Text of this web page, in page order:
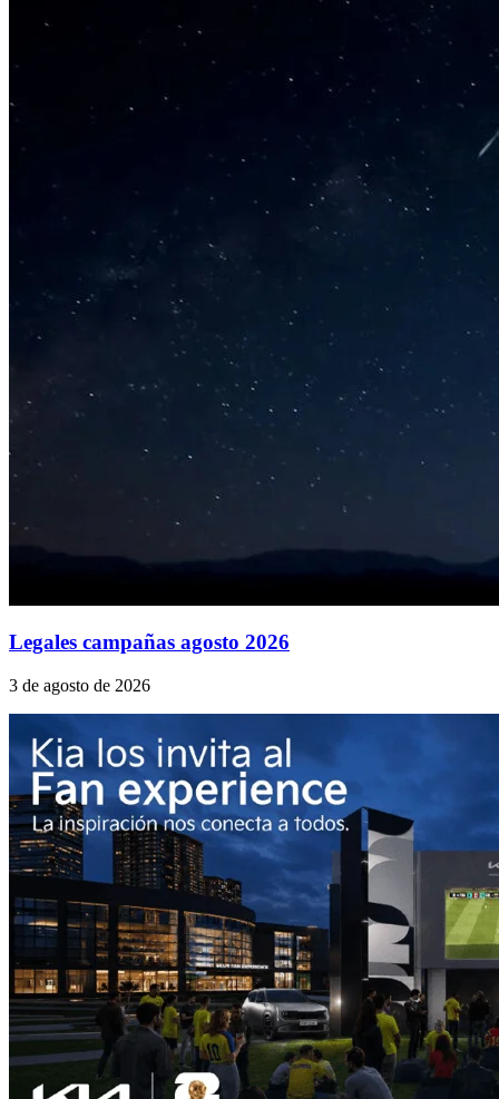
Legales campañas agosto 2026
3 de agosto de 2026